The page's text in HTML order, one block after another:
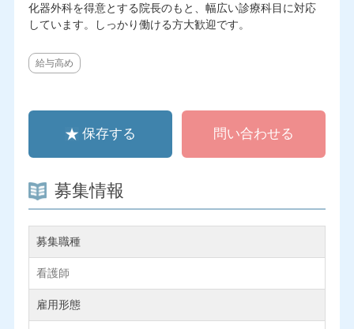
化器外科を得意とする院長のもと、幅広い診療科目に対応
しています。しっかり働ける方大歓迎です。
給与高め
保存する 問い合わせる
募集情報
募集職種
看護師
雇用形態